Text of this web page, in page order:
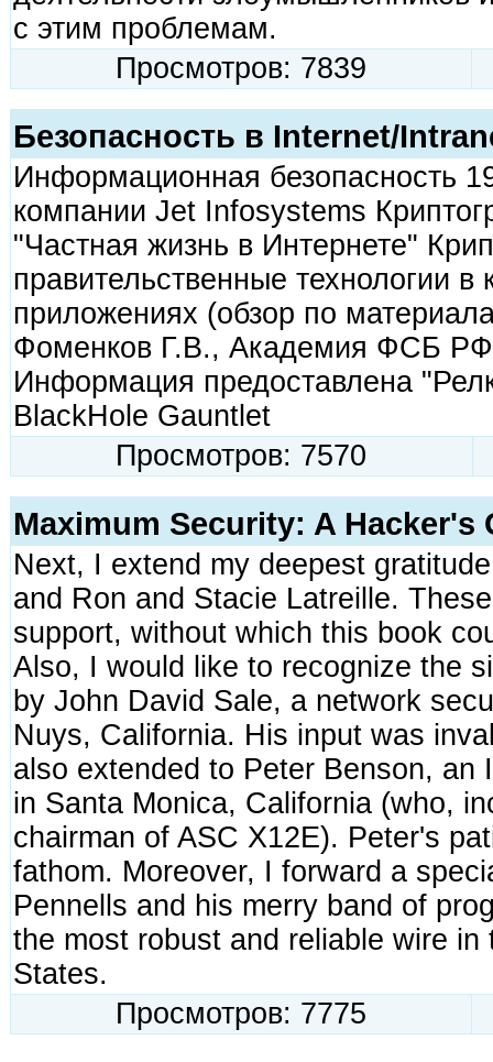
с этим проблемам.
Просмотров: 7839
Безопасность в Internet/
Информационная безопасность
компании Jet Infosystems
"Частная жизнь в Интернете"
правительственные технологии в
приложениях (обзор по
Фоменков Г.В., Академия ФСБ
Информация предоставлена
BlackHole Gauntlet
Просмотров: 7570
Maximum Security: A
Next, I extend my deepest
and Ron and Stacie Latreille.
support, without which this book
Also, I would like to recognize the
by John David Sale, a network
Nuys, California. His input was
also extended to Peter Benson, an
in Santa Monica, California (who,
chairman of ASC X12E). Peter's
fathom. Moreover, I forward a
Pennells and his merry band of
the most robust and reliable wire
States.
Просмотров: 7775